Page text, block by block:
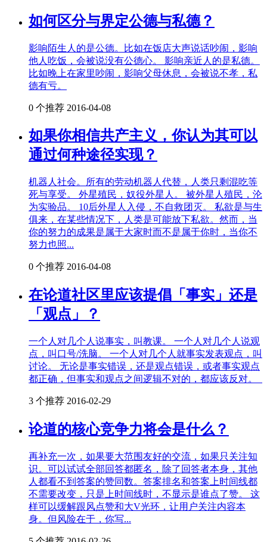
如何区分与界定公德与私德？
影响陌生人的是公德。比如在饭店大声说话吵闹，影响
他人吃饭，会被说没有公德心。 影响亲近人的是私德。
比如晚上在家里吵闹，影响父母休息，会被说不孝，私
德有亏。
0 个推荐 2016-04-08
如果你相信共产主义，你认为其可以
通过何种途径实现？
机器人社会。所有的劳动机器人代替，人类只剩混吃等
死与享受。 外星殖民，奴役外星人。 被外星人殖民，沦
为实验品。 10后外星人入侵，不自救团灭。 私欲是与生
俱来，在某些情况下，人类是可能放下私欲。然而，当
你的努力的成果是属于大家时而不是属于你时，当你不
努力也照...
0 个推荐 2016-04-08
在论道社区里应该提倡「事实」还是
「观点」？
一个人对几个人说事实，叫教课。 一个人对几个人说观
点，叫口号/洗脑。 一个人对几个人就事实发表观点，叫
讨论。 无论是事实错误，还是观点错误，或者事实观点
都正确，但事实和观点之间逻辑不对的，都应该反对。
3 个推荐 2016-02-29
论道的核心竞争力将会是什么？
再补充一次，如果要大范围友好的交流，如果只关注知
识。可以试试全部回答都匿名，除了回答者本身，其他
人都看不到答案的赞同数。答案排名和答案上时间线都
不需要改变，只是上时间线时，不显示是谁点了赞。 这
样可以缓解跟风点赞和大V光环，让用户关注内容本
身。但风险在于，你写...